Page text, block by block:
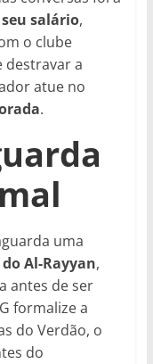
salário,
o clube
destravar a
atue no
.
uma
Al-Rayyan,
antes de ser
formalize a
do Verdão, o
do